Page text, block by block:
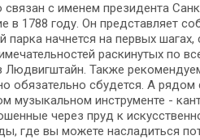
с именем президента
1788 году. Он представляет
парка начнется на первых
раскинутых по
Также
обязательно сбудется. А
музыкальном инструменте -
через пруд к
где вы можете насладиться